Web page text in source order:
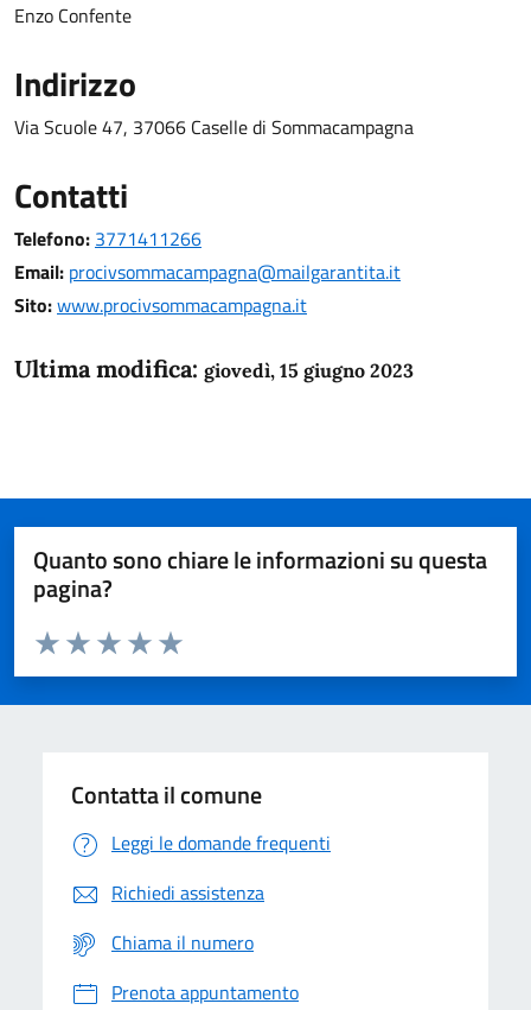
Enzo Confente
Indirizzo
Via Scuole 47, 37066 Caselle di Sommacampagna
Contatti
Telefono: 3771411266
Email: procivsommacampagna@mailgarantita.it
Sito:www.procivsommacampagna.it
Ultima modifica: giovedì, 15 giugno 2023
Quanto sono chiare le informazioni su questa
pagina?
Domanda
Valuta da 1 a 5 stelle la pagina
Valuta 5 stelle su 5
Valuta 4 stelle su 5
Valuta 3 stelle su 5
Valuta 2 stelle su 5
Valuta 1 stelle su 5
Contatta il comune
Leggi le domande frequenti
Richiedi assistenza
Chiama il numero
Prenota appuntamento